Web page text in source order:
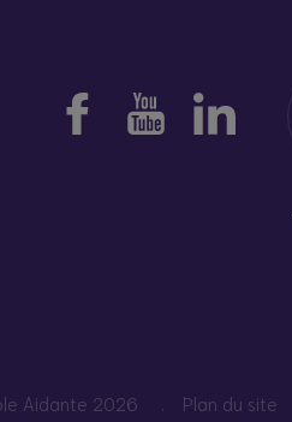
Aidante 2026 Plan du site